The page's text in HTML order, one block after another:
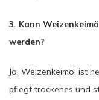
3. Kann
werden?
Ja, Weizenkeimöl ist
pflegt trockenes und